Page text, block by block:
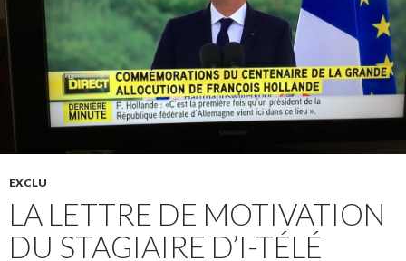
EXCLU
LA LETTRE DE MOTIVATION
DU STAGIAIRE D’I-TÉLÉ